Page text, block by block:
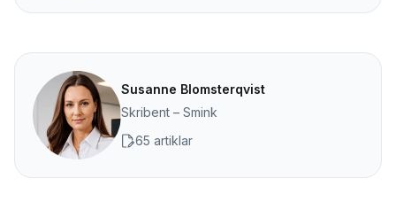
Susanne Blomsterqvist
Skribent – Smink
65 artiklar